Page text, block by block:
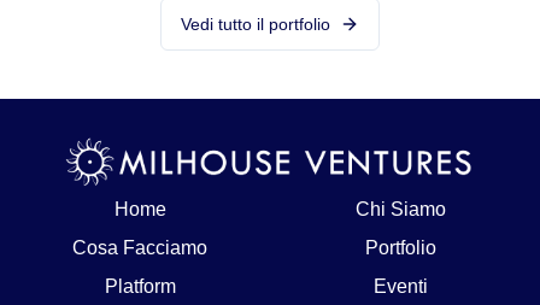
Vedi tutto il portfolio
Home
Chi Siamo
Cosa Facciamo
Portfolio
Platform
Eventi